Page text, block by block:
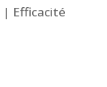
| Efficacité